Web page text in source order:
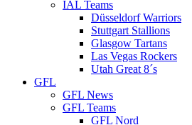
IAL Teams
Düsseldorf Warriors
Stuttgart Stallions
Glasgow Tartans
Las Vegas Rockers
Utah Great 8´s
GFL
GFL News
GFL Teams
GFL Nord